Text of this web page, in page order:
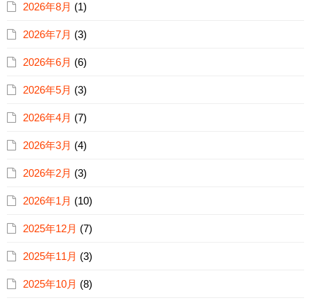
2026年8月 (1)
2026年7月 (3)
2026年6月 (6)
2026年5月 (3)
2026年4月 (7)
2026年3月 (4)
2026年2月 (3)
2026年1月 (10)
2025年12月 (7)
2025年11月 (3)
2025年10月 (8)